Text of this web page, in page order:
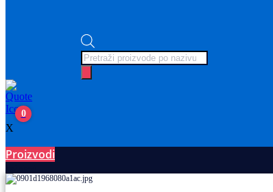
Products
search
0
X
Proizvodi